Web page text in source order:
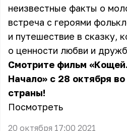
неизвестные факты о
встреча с героями
и путешествие в сказку,
о ценности любви и
Смотрите фильм «Кощей.
Начало» с 28 октября
страны!
Посмотреть
20 октября 17:00 2021